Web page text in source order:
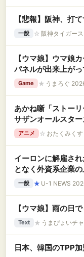
【悲報】阪神、打
一般 ☆ 阪神タイガー
【ウマ娘】ウマ娘
パネルが出来上が
す」
Game ★ うまろぐ
あかね噺「ストー
サザンオールスタ
理由
アニメ ☆ おたくみく
イーロンに解雇さ
となく外資系企業
一般 ★ U-1 NEWS
【ウマ娘】雨の日
Text ★ うまぴょいチ
日本、韓国のTPP